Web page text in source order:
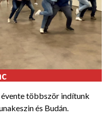
évente többször indítunk
és Budán.